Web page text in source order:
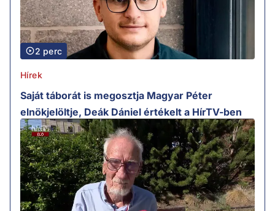
2 perc
Hírek
Saját táborát is megosztja Magyar Péter
elnökjelöltje, Deák Dániel értékelt a HírTV-ben